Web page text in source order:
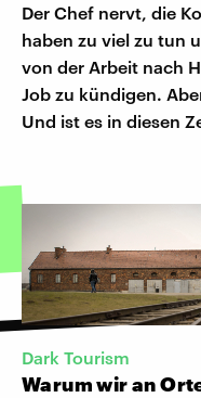
Der Chef nervt, die
haben zu viel zu tun
von der Arbeit nach
Job zu kündigen.
Und ist es in diesen
Dark Tourism
Warum wir an